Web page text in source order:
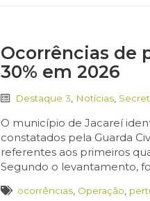
Ocorrências de
30% em 2026
Destaque 3 Notícias
O município de Jacareí
constatados pela Guarda
referentes aos primeiros
Segundo o levantamento,
ocorrências Operação